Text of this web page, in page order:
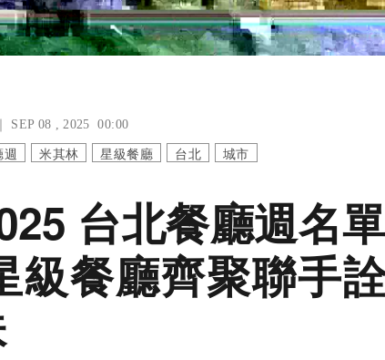
SEP 08 , 2025 00:00
米其林 星級餐廳 台北 城市
台北餐廳週名單
級餐廳齊聚聯手詮